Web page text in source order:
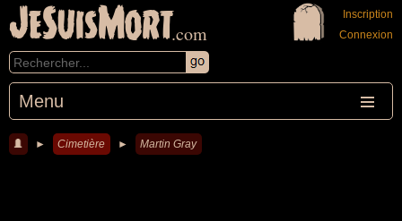
JeSuisMort.com
Menu
Inscription
Connexion
► Cimetière ► Martin Gray